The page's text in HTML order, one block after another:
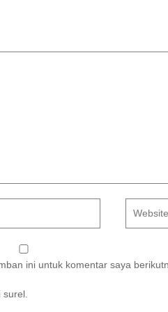
ini untuk komentar saya